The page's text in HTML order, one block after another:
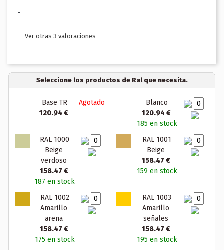
-
Ver otras 3 valoraciones
Seleccione los productos de Ral que necesita.
Base TR
120.94 €
Agotado
Blanco
120.94 €
185 en stock
RAL 1000
Beige
verdoso
158.47 €
187 en stock
RAL 1001
Beige
158.47 €
159 en stock
RAL 1002
Amarillo
arena
158.47 €
175 en stock
RAL 1003
Amarillo
señales
158.47 €
195 en stock